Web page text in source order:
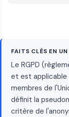
FAITS CLÉS EN
Le RGPD
et est applicable
membres de
définit la
critère de